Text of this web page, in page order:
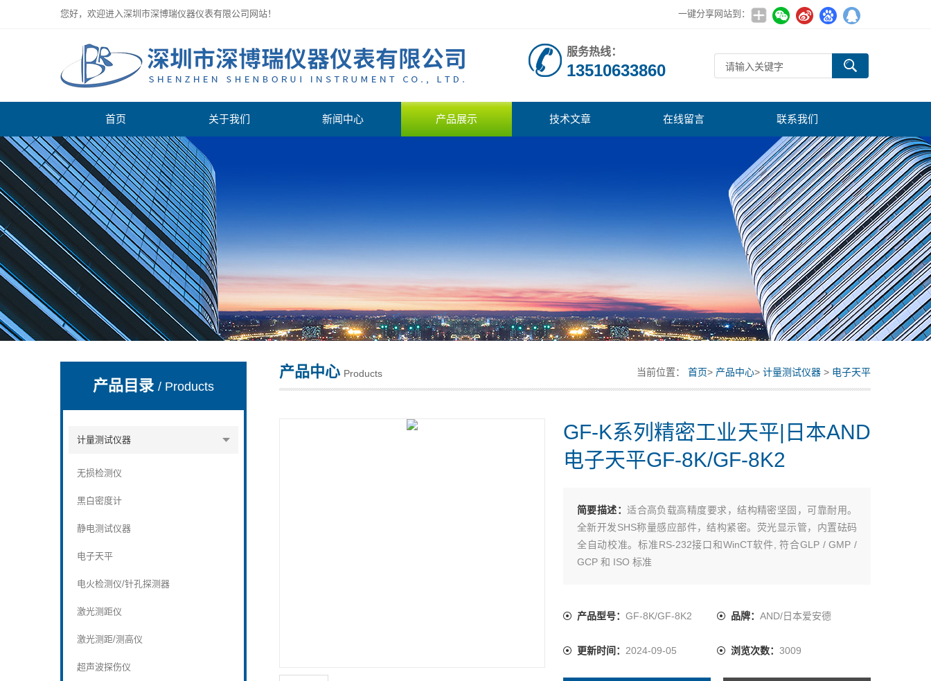
您好，欢迎进入深圳市深博瑞仪器仪表有限公司网站！ 一键分享网站到：
深圳市深博瑞仪器仪表有限公司
服务热线：
13510633860
首页 关于我们 新闻中心 产品展示 技术文章 在线留言 联系我们
产品目录/ Products
计量测试仪器
无损检测仪
黑白密度计
静电测试仪器
电子天平
电火检测仪/针孔探测器
激光测距仪
激光测距/测高仪
超声波探伤仪
产品中心 Products 当前位置： 首页> 产品中心> 计量测试仪器 > 电子天平
GF-K系列精密工业天平|日本AND
电子天平GF-8K/GF-8K2
简要描述：适合高负载高精度要求，结构精密坚固，可靠耐用。
全新开发SHS称量感应部件，结构紧密。荧光显示管，内置砝码
全自动校准。标准RS-232接口和WinCT软件, 符合GLP / GMP /
GCP 和 ISO 标准
产品型号： GF-8K/GF-8K2 品牌： AND/日本爱安德
更新时间： 2024-09-05 浏览次数： 3009